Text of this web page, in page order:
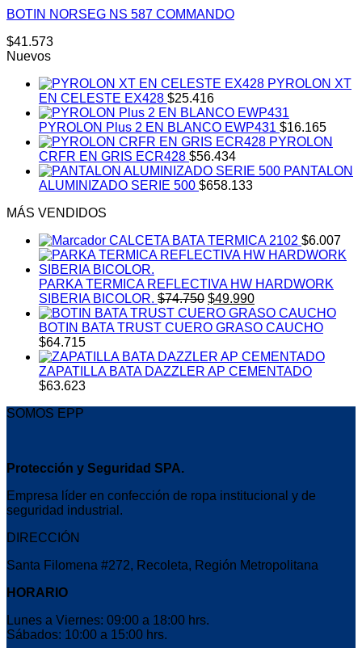
BOTIN NORSEG NS 587 COMMANDO
$41.573
Nuevos
PYROLON XT
EN CELESTE EX428 $25.416
PYROLON Plus 2 EN BLANCO EWP431 $16.165
PYROLON
CRFR EN GRIS ECR428 $56.434
PANTALON
ALUMINIZADO SERIE 500 $658.133
MÁS VENDIDOS
CALCETA BATA TERMICA 2102 $6.007
PARKA TERMICA REFLECTIVA HW HARDWORK
SIBERIA BICOLOR. $74.750 El
precio
original
$74.750.
$49.990El
precio
actual
$49.990.
BOTIN BATA TRUST CUERO GRASO CAUCHO
$64.715
ZAPATILLA BATA DAZZLER AP CEMENTADO
$63.623
SOMOS EPP
Protección y Seguridad SPA.
Empresa líder en confección de ropa institucional y de
seguridad industrial.
DIRECCIÓN
Santa Filomena #272, Recoleta, Región Metropolitana
HORARIO
Lunes a Viernes: 09:00 a 18:00 hrs.
Sábados: 10:00 a 15:00 hrs.